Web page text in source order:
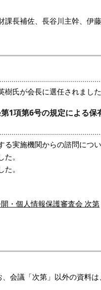
課長補佐、長谷川主幹、伊
氏が会長に選任されました
1項第6号の規定による
る実施機関からの諮問につ
。
。
・個人情報保護審査会 次第
、会議「次第」以外の資料